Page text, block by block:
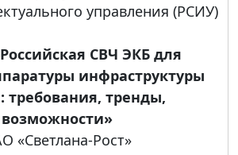
управления (РСИУ)
СВЧ ЭКБ для
инфраструктуры
требования, тренды,
«Светлана-Рост»